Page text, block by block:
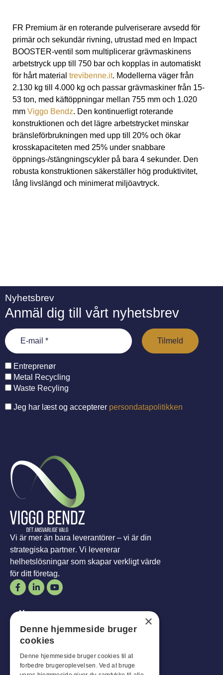
FR Premium är en roterande pulveriserare avsedd för
primär och sekundär rivning, utrustad med en Impact
BOOSTER-ventil som multiplicerar grävmaskinens
arbetstryck upp till 750 bar och kopplas in automatiskt
för hårt material trevibenne.it. Modellerna väger från
2.130 kg till 4.000 kg och passar grävmaskiner från 15-
53 ton, med käftöppningar mellan 755 mm och 1.020
mm Viggo Bendz. Den kontinuerligt roterande
konstruktionen och det lägre arbetstrycket minskar
bränsleförbrukningen med upp till 20% och ökar
krosskapaciteten med 25% under snabbare
öppnings-/stängningscykler på bara 4 sekunder. Den
robusta konstruktionen säkerställer hög produktivitet,
lång livslängd och minimerat miljöavtryck.
Nyhetsbrev
Anmäl dig till vårt nyhetsbrev
Entreprenør
Metal Recycling
Waste Recyling
Jeg har læst og accepterer persondatapolitikken
Vi är mer än bara leverantörer – vi är din
strategiska partner. Vi levererar
helhetslösningar som skapar verkligt värde
för ditt företag.
Öppettider
Man-Mål: 07:30 - 16:00
fredagar:
Lördag-Son : Stängt
×
Denne hjemmeside bruger
cookies
Denne hjemmeside bruger cookies til at
forbedre brugeroplevelsen. Ved at bruge